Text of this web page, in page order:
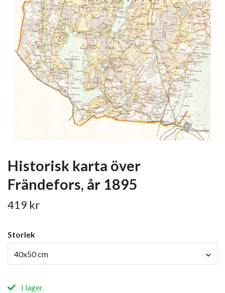
Historisk karta över
Frändefors, år 1895
419 kr
Storlek
40x50 cm
I lager.